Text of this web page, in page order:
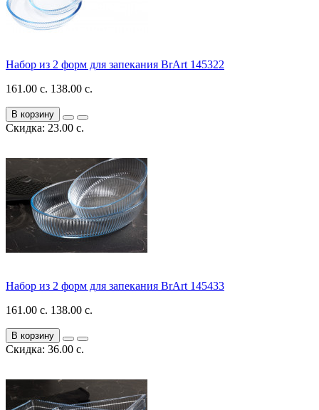
Набор из 2 форм для запекания BrArt 145322
161.00 с. 138.00 с.
В корзину
Скидка: 23.00 с.
Набор из 2 форм для запекания BrArt 145433
161.00 с. 138.00 с.
В корзину
Скидка: 36.00 с.